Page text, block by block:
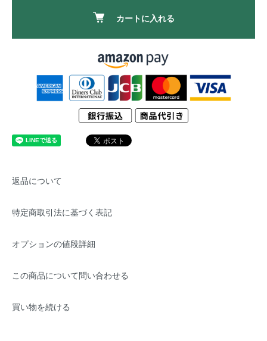
カートに入れる
返品について
特定商取引法に基づく表記
オプションの値段詳細
この商品について問い合わせる
買い物を続ける